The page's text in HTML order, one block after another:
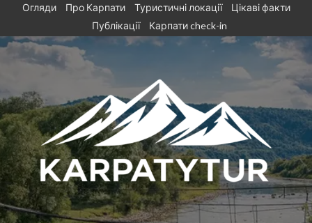
content
Огляди Про Карпати Туристичні локації
Цікаві факти
Публікації
Карпати check-in